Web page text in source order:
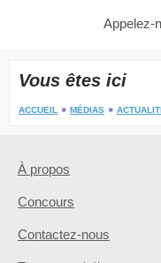
Appelez-
Vous êtes ici
ACCUEIL MÉDIAS
À propos
Concours
Contactez-nous